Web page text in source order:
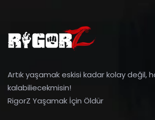
Artık yaşamak eskisi kadar kolay değil,
kalabiliecekmisin!
RigorZ Yaşamak İçin Öldür